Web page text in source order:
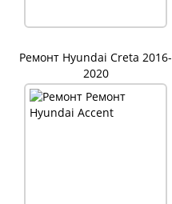
Ремонт Hyundai Creta 2016-
2020